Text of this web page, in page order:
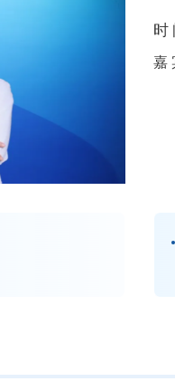
时
嘉